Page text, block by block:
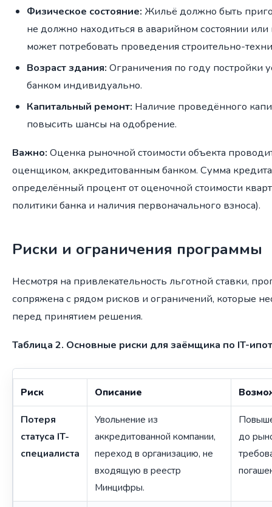
Физическое состояние: Жильё должно быть
не должно находиться в аварийном состоянии
может потребовать проведения строительно-
Возраст здания: Ограничения по году постройки
банком индивидуально.
Капитальный ремонт: Наличие проведённого
повысить шансы на одобрение.
Важно: Оценка рыночной стоимости объекта
оценщиком, аккредитованным банком. Сумма
определённый процент от оценочной стоимости
политики банка и наличия первоначального взноса).
Риски и ограничения программы
Несмотря на привлекательность льготной ставки,
сопряжена с рядом рисков и ограничений, которые
перед принятием решения.
Таблица 2. Основные риски для заёмщика по IT-
Риск Описание
Потеря
статуса IT-
специалиста
Увольнение из
аккредитованной компании,
переход в организацию, не
входящую в реестр
Минцифры.
до